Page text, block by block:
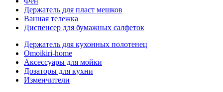
Держатель для пласт мешков
Ванная тележка
Диспенсер для бумажных салфеток
Держатель для кухонных полотенец
Omoikiri-home
Аксессуары для мойки
Дозаторы для кухни
Изменчители